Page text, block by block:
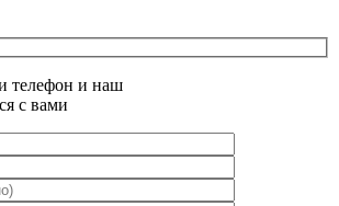
телефон и наш
с вами